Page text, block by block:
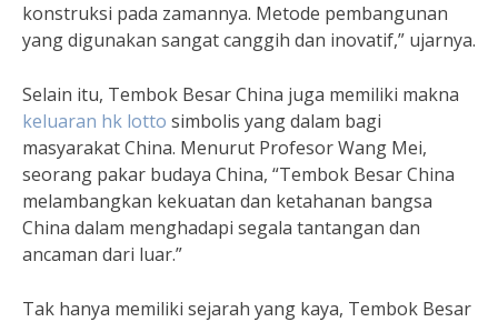
konstruksi pada zamannya. Metode pembangunan
yang digunakan sangat canggih dan inovatif,” ujarnya.
Selain itu, Tembok Besar China juga memiliki makna
keluaran hk lotto simbolis yang dalam bagi
masyarakat China. Menurut Profesor Wang Mei,
seorang pakar budaya China, “Tembok Besar China
melambangkan kekuatan dan ketahanan bangsa
China dalam menghadapi segala tantangan dan
ancaman dari luar.”
Tak hanya memiliki sejarah yang kaya, Tembok Besar